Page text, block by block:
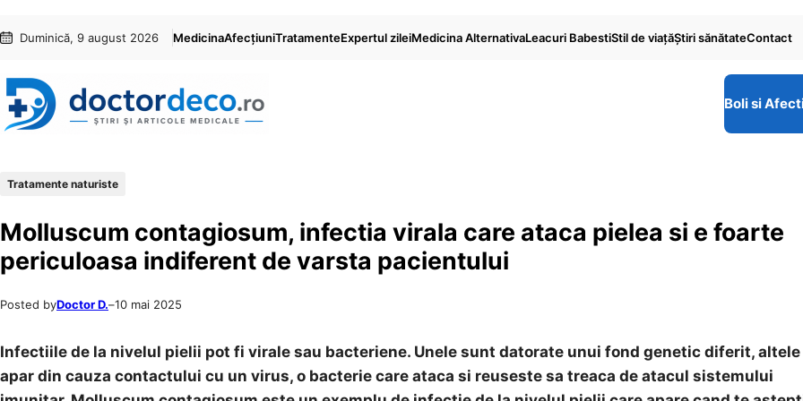
conținut
content
Duminică, 9 august 2026 MedicinaAfecțiuniTratamenteExpertul zileiMedicina AlternativaLeacuri BabestiStil de viaţăŞtiri sănătateContact
Boli si
Tratamente naturiste
Molluscum contagiosum, infectia virala care ataca pielea si e foarte
periculoasa indiferent de varsta pacientului
Posted byDoctor D.–10 mai 2025
Infectiile de la nivelul pielii pot fi virale sau bacteriene. Unele sunt datorate unui fond genetic diferit, altele
apar din cauza contactului cu un virus, o bacterie care ataca si reuseste sa treaca de atacul sistemului